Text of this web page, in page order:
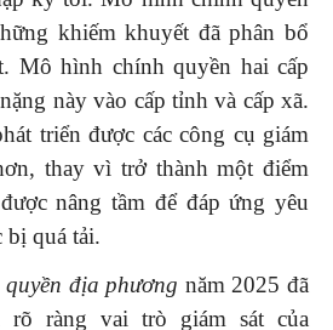
khiếm khuyết đã phân bổ
Mô hình chính quyền hai cấp
này vào cấp tỉnh và cấp xã.
triển được các công cụ giám
thay vì trở thành một điểm
nâng tầm để đáp ứng yêu
bị quá tải.
địa phương năm 2025 đã
rõ ràng vai trò giám sát của